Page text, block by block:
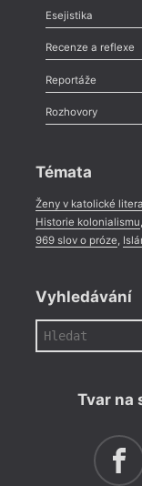
Odlesk
Nekrolog,Glosa
Esejistika
Esej ,Pádlo,
Recenze a reflexe
Recenze
Méně slov o
Reportáže
Literární zítřky
Celá rubrika
Rozhovory
Témata
Ženy v katolické
Historie kolonialismu,
969 slov o próze,
Vyhledávání
Tvar na